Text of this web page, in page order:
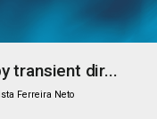
transient dir...
Ferreira Neto